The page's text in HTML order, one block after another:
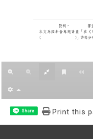
Share Print this